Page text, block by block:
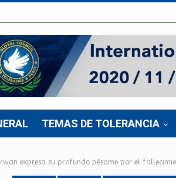
TEMAS DE TOLERANCIA
expresa su profundo pésame por el